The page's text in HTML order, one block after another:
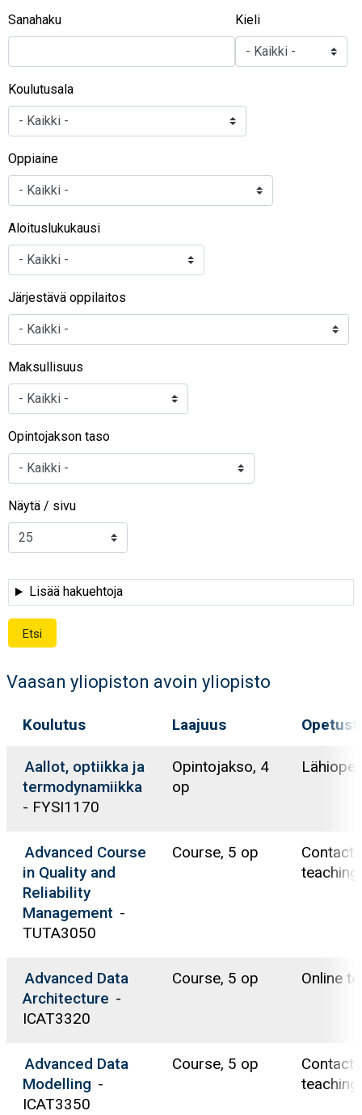
Sanahaku Kieli
Koulutusala
Oppiaine
Aloituslukukausi
Järjestävä oppilaitos
Maksullisuus
Opintojakson taso
Näytä / sivu
Lisää hakuehtoja
Vaasan yliopiston avoin yliopisto
Koulutus Laajuus
Aallot, optiikka ja
termodynamiikka
- FYSI1170
Opintojakso, 4
op
Advanced Course
in Quality and
Reliability
Management -
TUTA3050
Course, 5 op
Contact
teaching
Advanced Data
Architecture -
ICAT3320
Course, 5 op Online
Advanced Data
Modelling -
ICAT3350
Course, 5 op
Contact
teaching